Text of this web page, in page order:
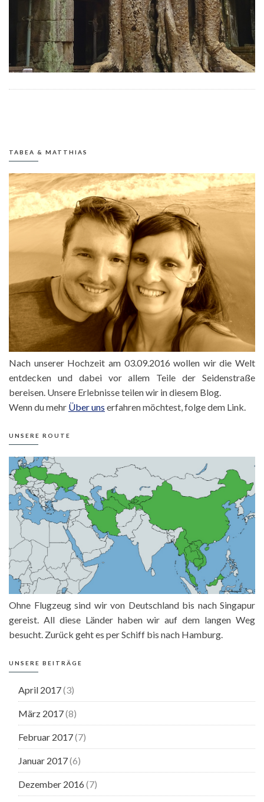
TABEA & MATTHIAS
Nach unserer Hochzeit am 03.09.2016 wollen wir die Welt
entdecken und dabei vor allem Teile der Seidenstraße
bereisen. Unsere Erlebnisse teilen wir in diesem Blog.
Wenn du mehr Über uns erfahren möchtest, folge dem Link.
UNSERE ROUTE
Ohne Flugzeug sind wir von Deutschland bis nach Singapur
gereist. All diese Länder haben wir auf dem langen Weg
besucht. Zurück geht es per Schiff bis nach Hamburg.
UNSERE BEITRÄGE
April 2017(3)
März 2017(8)
Februar 2017(7)
Januar 2017(6)
Dezember 2016 (7)